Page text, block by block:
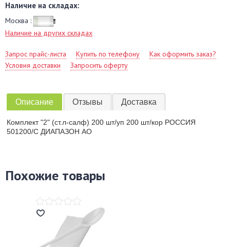
Наличие на складах:
Москва :
Наличие на других складах
Запрос прайс-листа Купить по телефону
Как оформить заказ?
Условия доставки
Запросить оферту
Описание Отзывы Доставка
Комплект "2" (ст.л-салф) 200 шт/уп 200 шт/кор РОССИЯ
501200/С ДИАПАЗОН АО
Похожие товары